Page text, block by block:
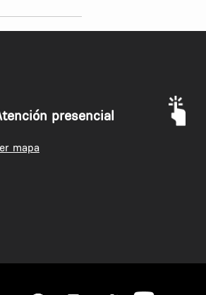
presencial
mapa